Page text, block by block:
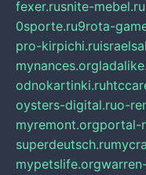
fexer.rusnite-mebel.ru
0sporte.ru9rota-
pro-kirpichi.ru
mynances.org
odnokartinki.ru
oysters-digital.ruo-
myremont.orgportal-
superdeutsch.ru
mypetslife.org